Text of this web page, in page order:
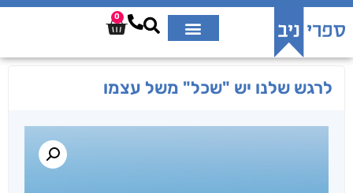
0
לרגש שלנו יש "שכל" משל עצמו